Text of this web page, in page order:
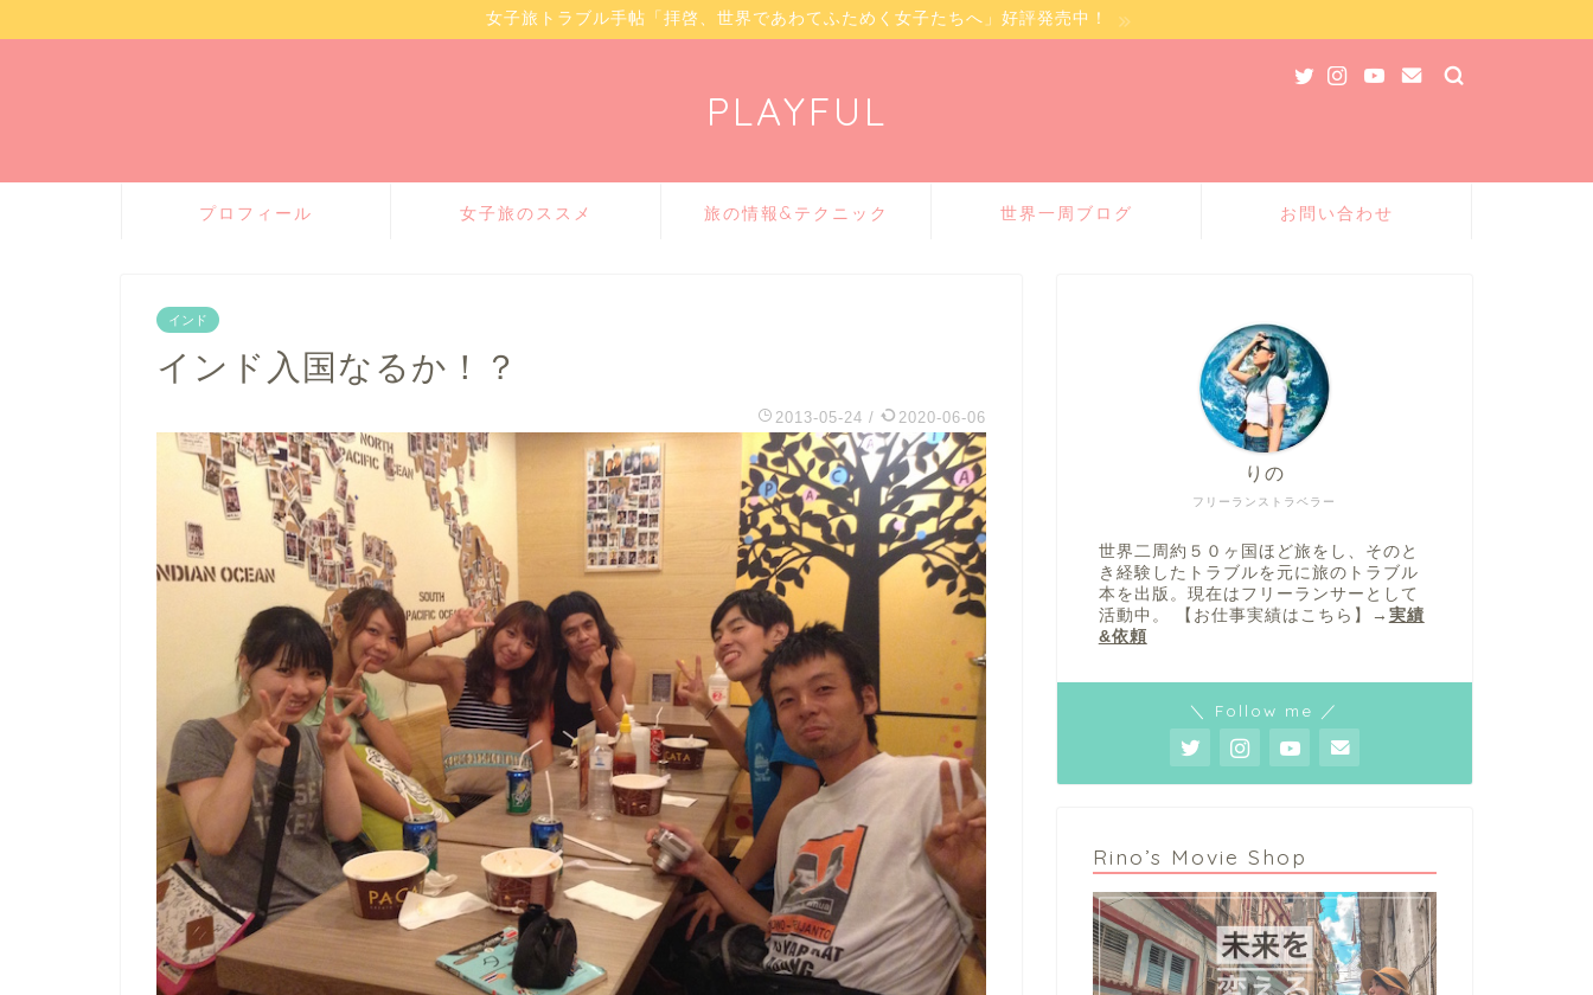
女子旅トラブル手帖「拝啓、世界であわてふためく女子たちへ」好評発売中！
PLAYFUL
プロフィール 女子旅のススメ 旅の情報&テクニック 世界一周ブログ お問い合わせ
インド
インド入国なるか！？
2013-05-24 / 2020-06-06
フリーランストラベラー
りの
世界二周約５０ヶ国ほど旅をし、そのと
き経験したトラブルを元に旅のトラブル
本を出版。現在はフリーランサーとして
活動中。 【お仕事実績はこちら】→ 実績
&依頼
＼ Follow me ／
Rino’s Movie Shop